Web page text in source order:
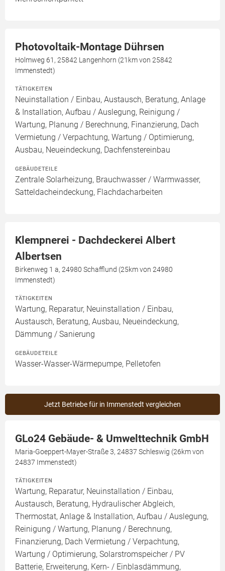
Photovoltaik-Montage Dührsen
Holmweg 61, 25842 Langenhorn (21km von 25842
Immenstedt)
TÄTIGKEITEN
Neuinstallation / Einbau, Austausch, Beratung, Anlage
& Installation, Aufbau / Auslegung, Reinigung /
Wartung, Planung / Berechnung, Finanzierung, Dach
Vermietung / Verpachtung, Wartung / Optimierung,
Ausbau, Neueindeckung, Dachfenstereinbau
GEBÄUDETEILE
Zentrale Solarheizung, Brauchwasser / Warmwasser,
Satteldacheindeckung, Flachdacharbeiten
Klempnerei - Dachdeckerei Albert
Albertsen
Birkenweg 1 a, 24980 Schafflund (25km von 24980
Immenstedt)
TÄTIGKEITEN
Wartung, Reparatur, Neuinstallation / Einbau,
Austausch, Beratung, Ausbau, Neueindeckung,
Dämmung / Sanierung
GEBÄUDETEILE
Wasser-Wasser-Wärmepumpe, Pelletofen
Jetzt Betriebe für in Immenstedt vergleichen
GLo24 Gebäude- & Umwelttechnik GmbH
Maria-Goeppert-Mayer-Straße 3, 24837 Schleswig (26km von
24837 Immenstedt)
TÄTIGKEITEN
Wartung, Reparatur, Neuinstallation / Einbau,
Austausch, Beratung, Hydraulischer Abgleich,
Thermostat, Anlage & Installation, Aufbau / Auslegung,
Reinigung / Wartung, Planung / Berechnung,
Finanzierung, Dach Vermietung / Verpachtung,
Wartung / Optimierung, Solarstromspeicher / PV
Batterie, Erweiterung, Kern- / Einblasdämmung,